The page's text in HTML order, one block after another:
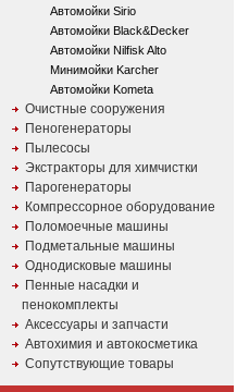
Автомойки Sirio
Автомойки Black&Decker
Автомойки Nilfisk Alto
Минимойки Karcher
Автомойки Kometa
Очистные сооружения
Пеногенераторы
Пылесосы
Экстракторы для химчистки
Парогенераторы
Компрессорное оборудование
Поломоечные машины
Подметальные машины
Однодисковые машины
Пенные насадки и
пенокомплекты
Аксессуары и запчасти
Автохимия и автокосметика
Сопутствующие товары